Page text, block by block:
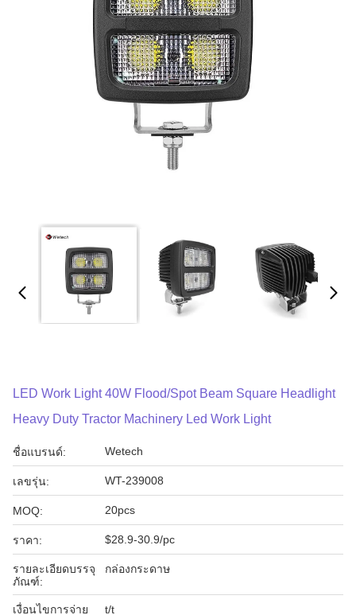
LED Work Light 40W Flood/Spot Beam Square Headlight
Heavy Duty Tractor Machinery Led Work Light
ชื่อแบรนด์: Wetech
เลขรุ่น: WT-239008
MOQ: 20pcs
ราคา: $28.9-30.9/pc
รายละเอียดบรรจุ
ภัณฑ์:
กล่องกระดาษ
เงื่อนไขการจ่าย
t/t